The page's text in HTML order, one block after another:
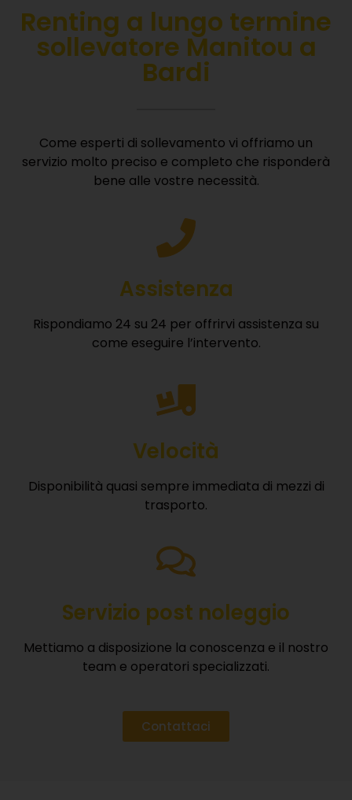
Renting a lungo termine
sollevatore Manitou a
Bardi
Come esperti di sollevamento vi offriamo un
servizio molto preciso e completo che risponderà
bene alle vostre necessità.
Assistenza
Rispondiamo 24 su 24 per offrirvi assistenza su
come eseguire l’intervento.
Velocità
Disponibilità quasi sempre immediata di mezzi di
trasporto.
Servizio post noleggio
Mettiamo a disposizione la conoscenza e il nostro
team e operatori specializzati.
Contattaci